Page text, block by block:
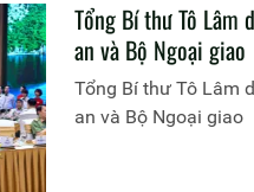
Tổng Bí thư Tô Lâm
an và Bộ Ngoại giao
Tổng Bí thư Tô Lâm
an và Bộ Ngoại giao